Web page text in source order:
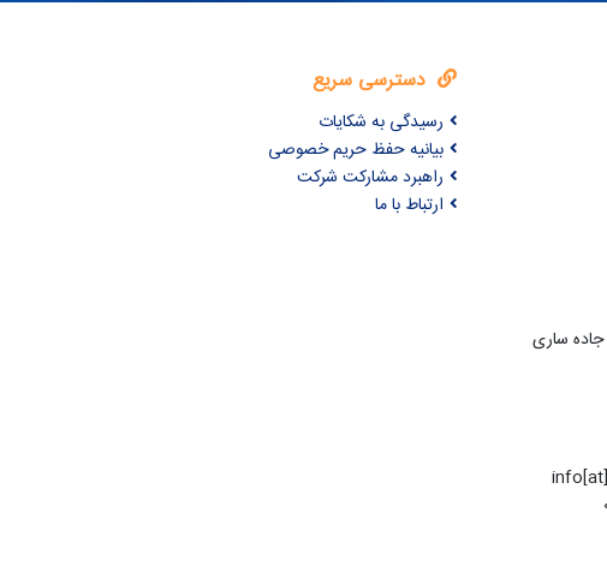
دسترسی سریع
رسیدگی به شکایات
بیانیه حفظ حریم خصوصی
راهبرد مشارکت شرکت
ارتباط با ما
آدرس : مازندران - کیلومتر 3 جاده ساری